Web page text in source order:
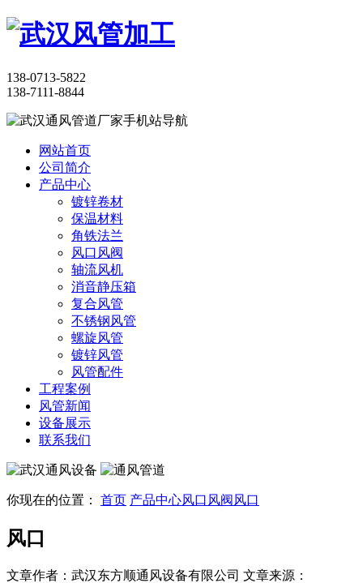
138-0713-5822
138-7111-8844
网站首页
公司简介
产品中心
镀锌卷材
保温材料
角铁法兰
风口风阀
轴流风机
消音静压箱
复合风管
不锈钢风管
螺旋风管
镀锌风管
风管配件
工程案例
风管新闻
设备展示
联系我们
你现在的位置： 首页 产品中心风口风阀 风口
风口
文章作者：武汉东方顺通风设备有限公司 文章来源：